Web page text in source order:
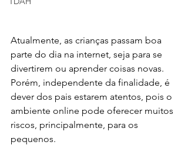
Atualmente, as crianças passam boa
parte do dia na internet, seja para se
divertirem ou aprender coisas novas.
Porém, independente da finalidade, é
dever dos pais estarem atentos, pois o
ambiente online pode oferecer muitos
riscos, principalmente, para os
pequenos.